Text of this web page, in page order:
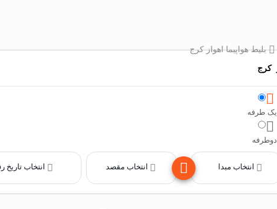
بلیط هواپیما اهواز کرج
‌کرج
یک طرفه
دوطرفه
انتخاب مبدا انتخاب مقصد